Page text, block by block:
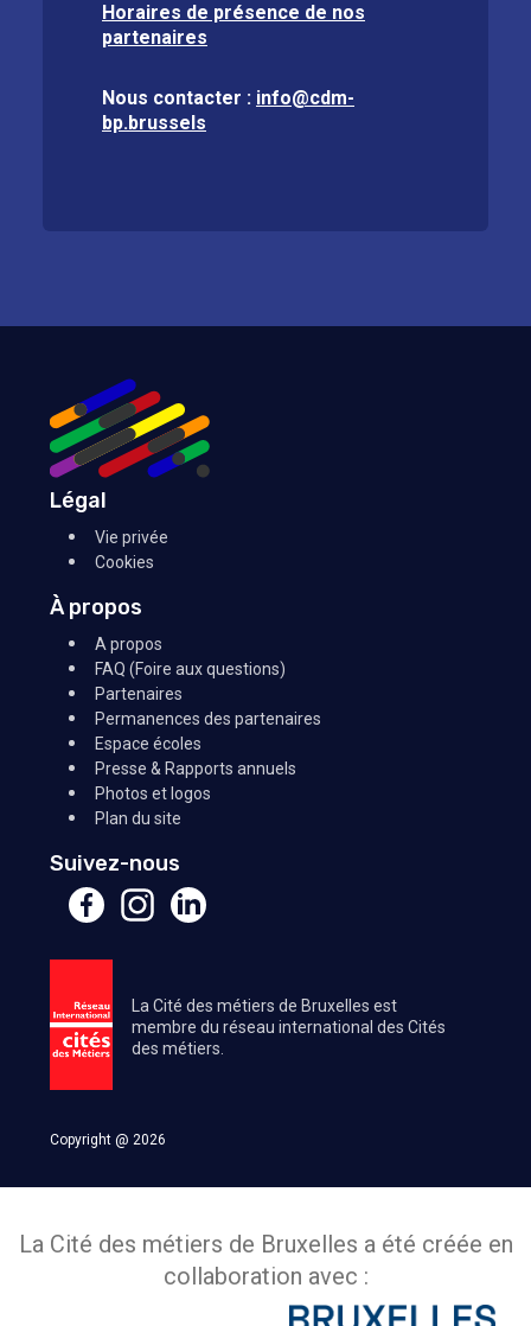
Horaires de présence de nos
partenaires
Nous contacter : info@cdm-
bp.brussels
Légal
Vie privée
Cookies
À propos
A propos
FAQ (Foire aux questions)
Partenaires
Permanences des partenaires
Espace écoles
Presse & Rapports annuels
Photos et logos
Plan du site
Suivez-nous
La Cité des métiers de Bruxelles est
membre du réseau international des Cités
des métiers.
Copyright @ 2026
La Cité des métiers de Bruxelles a été créée en
collaboration avec :